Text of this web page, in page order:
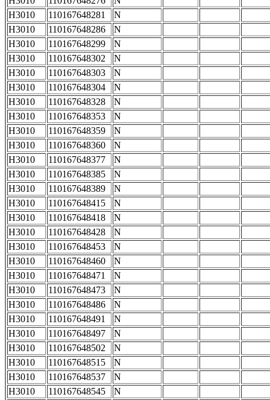
H3010
110167648281
N
H3010
110167648286
N
H3010
110167648299
N
H3010
110167648302
N
H3010
110167648303
N
H3010
110167648304
N
H3010
110167648328
N
H3010
110167648353
N
H3010
110167648359
N
H3010
110167648360
N
H3010
110167648377
N
H3010
110167648385
N
H3010
110167648389
N
H3010
110167648415
N
H3010
110167648418
N
H3010
110167648428
N
H3010
110167648453
N
H3010
110167648460
N
H3010
110167648471
N
H3010
110167648473
N
H3010
110167648486
N
H3010
110167648491
N
H3010
110167648497
N
H3010
110167648502
N
H3010
110167648515
N
H3010
110167648537
N
H3010
110167648545
N